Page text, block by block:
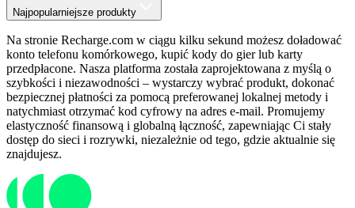
Najpopularniejsze produkty
Na stronie Recharge.com w ciągu kilku sekund możesz doładować
konto telefonu komórkowego, kupić kody do gier lub karty
przedpłacone. Nasza platforma została zaprojektowana z myślą o
szybkości i niezawodności – wystarczy wybrać produkt, dokonać
bezpiecznej płatności za pomocą preferowanej lokalnej metody i
natychmiast otrzymać kod cyfrowy na adres e-mail. Promujemy
elastyczność finansową i globalną łączność, zapewniając Ci stały
dostęp do sieci i rozrywki, niezależnie od tego, gdzie aktualnie się
znajdujesz.